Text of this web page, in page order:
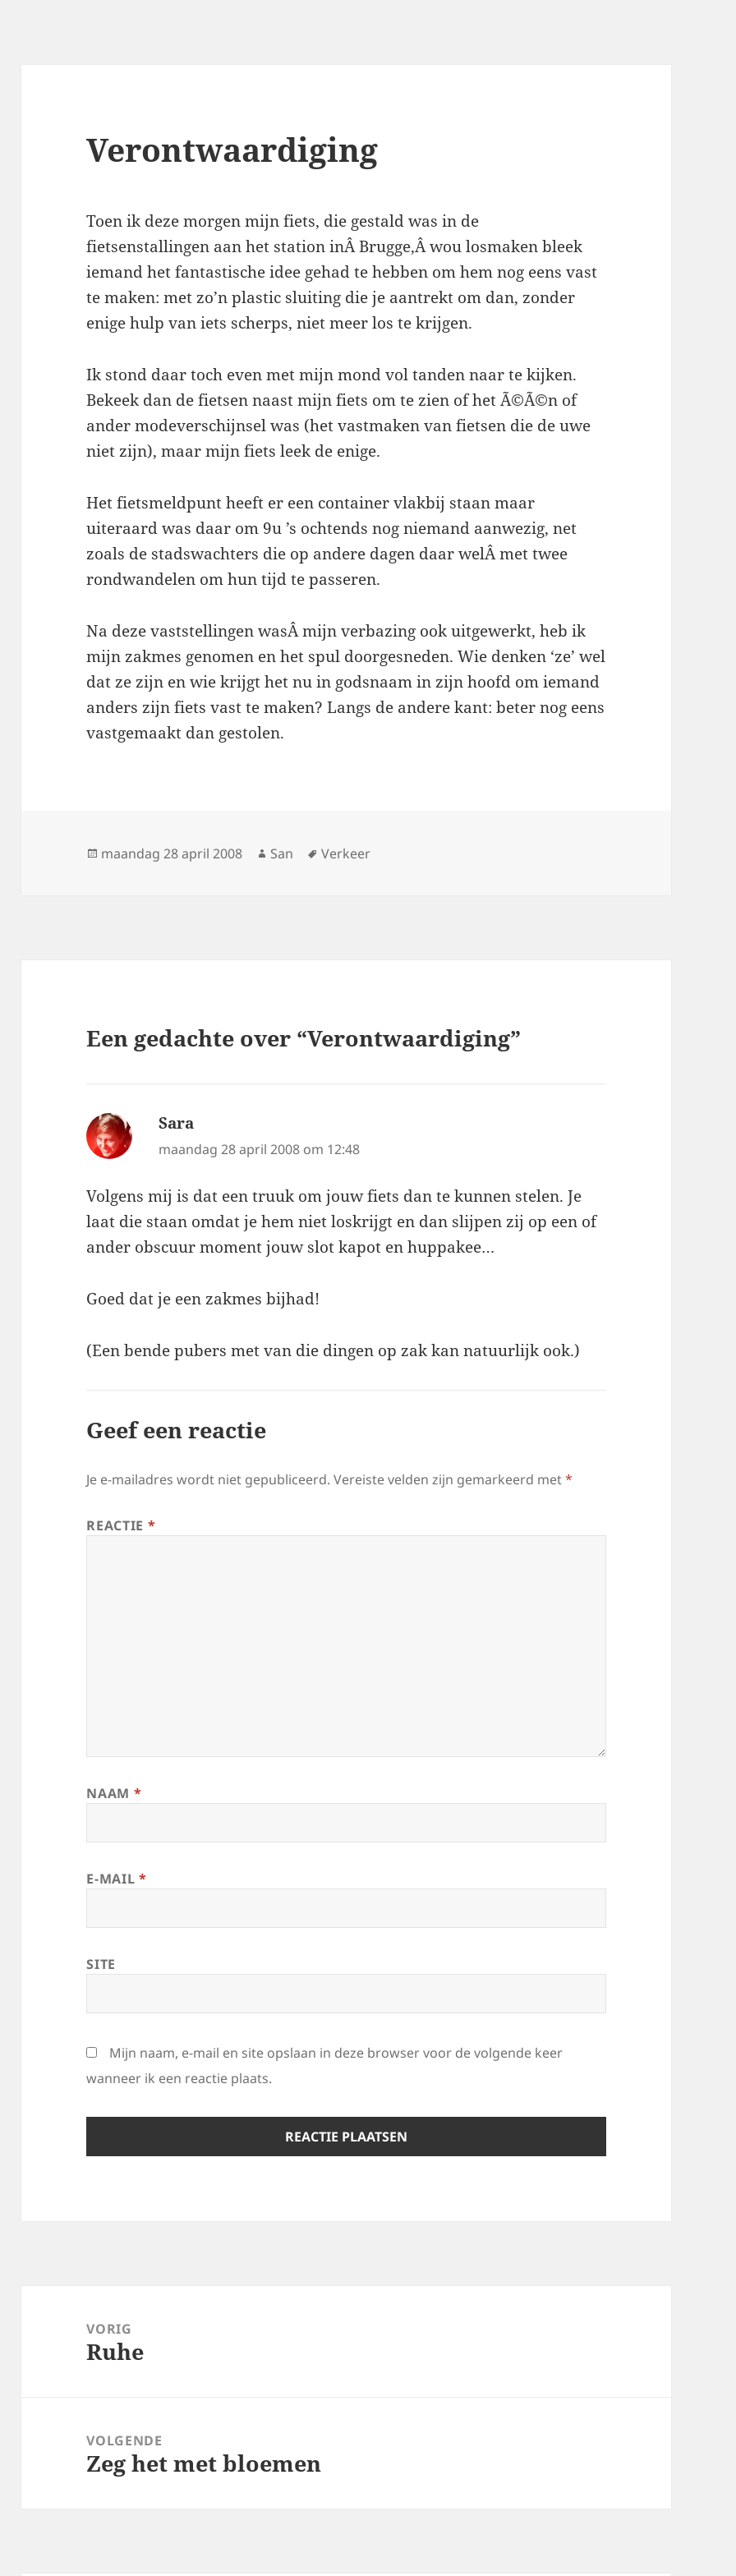
Verontwaardiging
Toen ik deze morgen mijn fiets, die gestald was in de
fietsenstallingen aan het station inÂ Brugge,Â wou losmaken bleek
iemand het fantastische idee gehad te hebben om hem nog eens vast
te maken: met zo’n plastic sluiting die je aantrekt om dan, zonder
enige hulp van iets scherps, niet meer los te krijgen.
Ik stond daar toch even met mijn mond vol tanden naar te kijken.
Bekeek dan de fietsen naast mijn fiets om te zien of het Ã©Ã©n of
ander modeverschijnsel was (het vastmaken van fietsen die de uwe
niet zijn), maar mijn fiets leek de enige.
Het fietsmeldpunt heeft er een container vlakbij staan maar
uiteraard was daar om 9u ’s ochtends nog niemand aanwezig, net
zoals de stadswachters die op andere dagen daar welÂ met twee
rondwandelen om hun tijd te passeren.
Na deze vaststellingen wasÂ mijn verbazing ook uitgewerkt, heb ik
mijn zakmes genomen en het spul doorgesneden. Wie denken ‘ze’ wel
dat ze zijn en wie krijgt het nu in godsnaam in zijn hoofd om iemand
anders zijn fiets vast te maken? Langs de andere kant: beter nog eens
vastgemaakt dan gestolen.
Geplaatst
maandag 28 april 2008 Auteur
San Tags
Verkeer
Een gedachte over “Verontwaardiging”
Sara
maandag 28 april 2008 om 12:48
Volgens mij is dat een truuk om jouw fiets dan te kunnen stelen. Je
laat die staan omdat je hem niet loskrijgt en dan slijpen zij op een of
ander obscuur moment jouw slot kapot en huppakee…
Goed dat je een zakmes bijhad!
(Een bende pubers met van die dingen op zak kan natuurlijk ook.)
Geef een reactie
Je e-mailadres wordt niet gepubliceerd. Vereiste velden zijn gemarkeerd met*
REACTIE *
NAAM *
E-MAIL *
SITE
Mijn naam, e-mail en site opslaan in deze browser voor de volgende keer
wanneer ik een reactie plaats.
navigatieVORIG
Vorig
Ruhe
VOLGENDE
Volgend
Zeg het met bloemen